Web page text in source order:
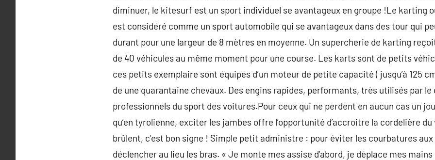
diminuer, le kitesurf est un sport individuel se avantageux en groupe !Le karting
est considéré comme un sport automobile qui se avantageux dans des tour qui
durant pour une largeur de 8 mètres en moyenne. Un supercherie de karting
de 40 véhicules au même moment pour une course. Les karts sont de petits
ces petits exemplaire sont équipés d’un moteur de petite capacité ( jusqu’à 125
de une quarantaine chevaux. Des engins rapides, performants, très utilisés par le
professionnels du sport des voitures.Pour ceux qui ne perdent en aucun cas un
qu’en tyrolienne, exciter les jambes offre l’opportunité d’accroitre la cordelière
brûlent, c’est bon signe ! Simple petit administre : pour éviter les courbatures aux
déclencher au lieu les bras. « Je monte mes assise d’abord, je déplace mes